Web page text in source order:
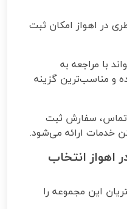
در اهواز امکان ثبت
با مراجعه به
و مناسب‌ترین گزینه
تماس، سفارش ثبت
خدمات ارائه می‌شود.
اهواز انتخاب
این مجموعه را